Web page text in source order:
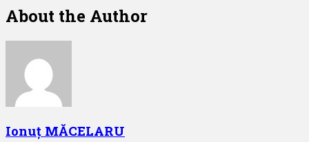
About the Author
Ionuț MĂCELARU